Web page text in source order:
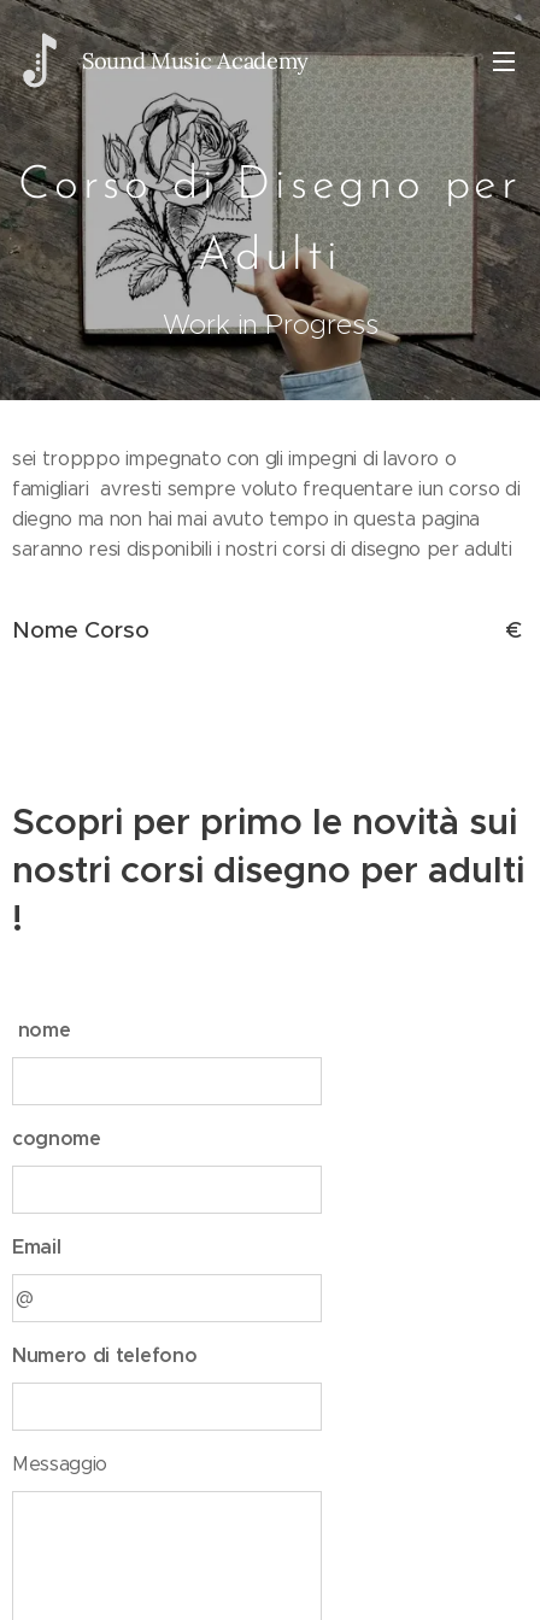
Sound Music Academy
Corso di Disegno per
Adulti
Work in Progress
sei tropppo impegnato con gli impegni di lavoro o
famigliari avresti sempre voluto frequentare iun corso di
diegno ma non hai mai avuto tempo in questa pagina
saranno resi disponibili i nostri corsi di disegno per adulti
Nome Corso €
Scopri per primo le novità sui
nostri corsi disegno per adulti
!
nome
cognome
Email
Numero di telefono
Messaggio